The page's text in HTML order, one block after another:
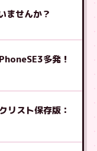
ませんか？
多発！
スト保存版：